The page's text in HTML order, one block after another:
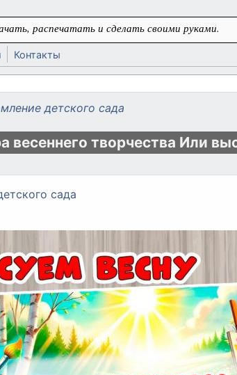
распечатать и сделать своими руками.
Контакты
детского сада
весеннего творчества Или
сада